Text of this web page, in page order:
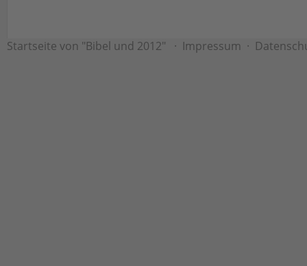
Startseite von "Bibel und 2012" · Impressum ·